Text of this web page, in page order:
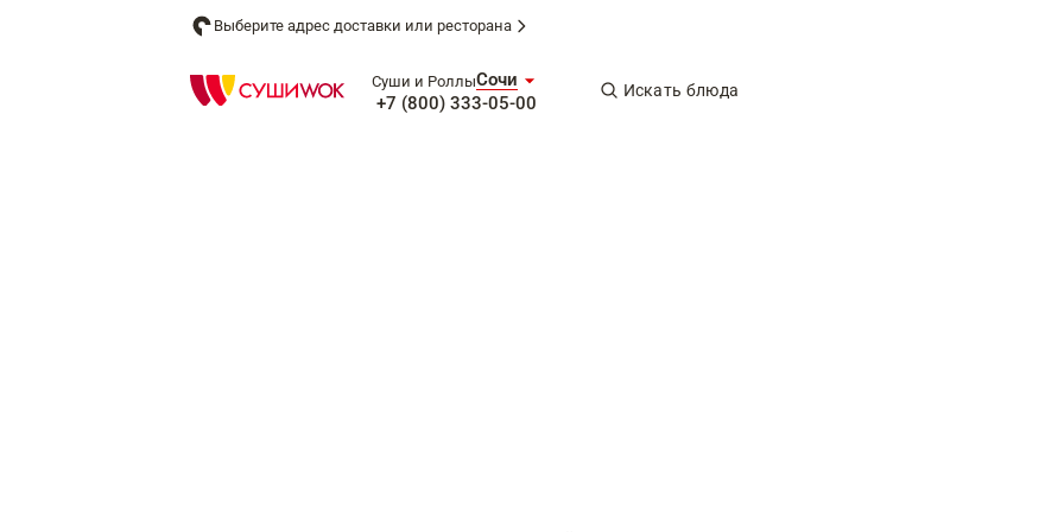
Выберите адрес доставки или ресторана
Суши и РоллыСочи
+7 (800) 333-05-00
Искать блюда